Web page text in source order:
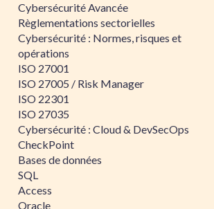
Cybersécurité Avancée
Règlementations sectorielles
Cybersécurité : Normes, risques et
opérations
ISO 27001
ISO 27005 / Risk Manager
ISO 22301
ISO 27035
Cybersécurité : Cloud & DevSecOps
CheckPoint
Bases de données
SQL
Access
Oracle